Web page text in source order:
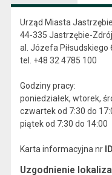
Urząd Miasta
44-335 Jastrzębie-
al. Józefa Piłsudskiego
tel. +48 32 4785 100
Godziny pracy:
poniedziałek, wtorek,
czwartek od 7:30 do
piątek od 7:30 do 14:00
Karta informacyjna nr
Uzgodnienie